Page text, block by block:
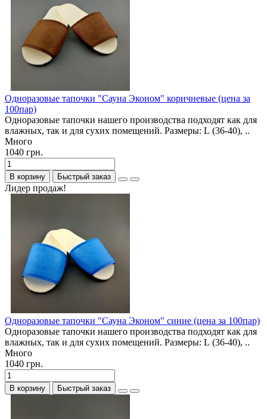
Одноразовые тапочки "Сауна Эконом" коричневые (цена за
100пар)
Одноразовые тапочки нашего производства подходят как для
влажных, так и для сухих помещений. Размеры: L (36-40), ..
Много
1040 грн.
В корзину Быстрый заказ
Лидер продаж!
Одноразовые тапочки "Сауна Эконом" синие (цена за 100пар)
Одноразовые тапочки нашего производства подходят как для
влажных, так и для сухих помещений. Размеры: L (36-40), ..
Много
1040 грн.
В корзину Быстрый заказ